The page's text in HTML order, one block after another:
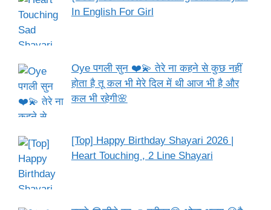
In English For Girl
Oye पगली सुन ❤️💫 तेरे ना कहने से कुछ नहीं
होता है तू कल भी मेरे दिल में थी आज भी है और
कल भी रहेगी🌸
[Top] Happy Birthday Shayari 2026 |
Heart Touching , 2 Line Shayari